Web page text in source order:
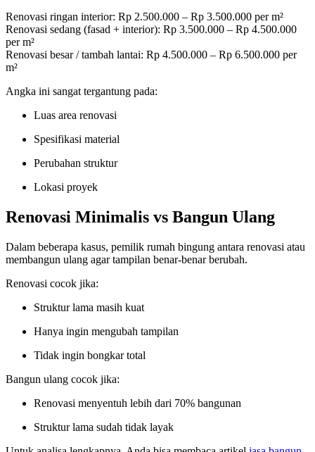
Renovasi ringan interior: Rp 2.500.000 – Rp 3.500.000 per m²
Renovasi sedang (fasad + interior): Rp 3.500.000 – Rp 4.500.000
per m²
Renovasi besar / tambah lantai: Rp 4.500.000 – Rp 6.500.000 per
m²
Angka ini sangat tergantung pada:
Luas area renovasi
Spesifikasi material
Perubahan struktur
Lokasi proyek
Renovasi Minimalis vs Bangun Ulang
Dalam beberapa kasus, pemilik rumah bingung antara renovasi atau
membangun ulang agar tampilan benar-benar berubah.
Renovasi cocok jika:
Struktur lama masih kuat
Hanya ingin mengubah tampilan
Tidak ingin bongkar total
Bangun ulang cocok jika:
Renovasi menyentuh lebih dari 70% bangunan
Struktur lama sudah tidak layak